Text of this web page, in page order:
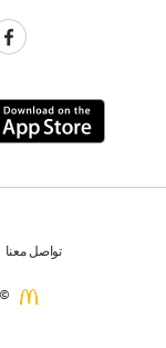
تواصل معنا
© 2026 ماكدونالدز. جميع